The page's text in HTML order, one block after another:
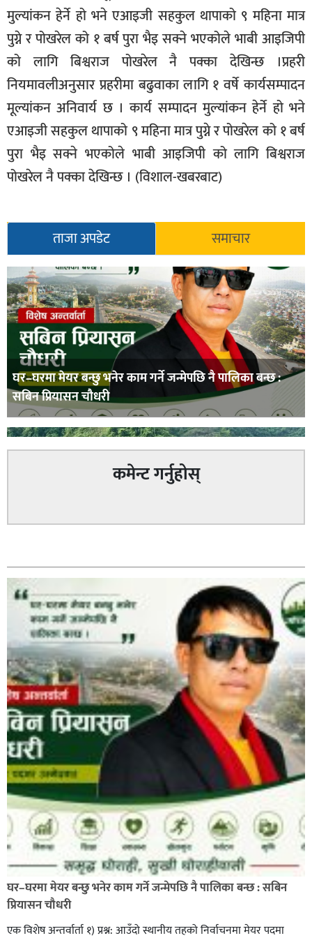
मुल्यांकन हेर्ने हो भने एआइजी सहकुल थापाको ९ महिना मात्र
पुग्ने र पोखरेल को १ बर्ष पुरा भैइ सक्ने भएकोले भाबी आइजिपी
को लागि बिश्वराज पोखरेल नै पक्का देखिन्छ ।प्रहरी
नियमावलीअनुसार प्रहरीमा बढुवाका लागि १ वर्षे कार्यसम्पादन
मूल्यांकन अनिवार्य छ । कार्य सम्पादन मुल्यांकन हेर्ने हो भने
एआइजी सहकुल थापाको ९ महिना मात्र पुग्ने र पोखरेल को १ बर्ष
पुरा भैइ सक्ने भएकोले भाबी आइजिपी को लागि बिश्वराज
पोखरेल नै पक्का देखिन्छ । (विशाल-खबरबाट)
ताजा अपडेट समाचार
घर–घरमा मेयर बन्छु भनेर काम गर्ने जन्मेपछि नै पालिका बन्छ :
सबिन प्रियासन चौधरी
प्रहरी साहयक निरीक्षक कुलबहादुर बिककाे पहलमा खडैचा
प्रहरीले पायाे जग्गाधनी पुर्जा
पत्रकारको प्रेसकार्ड बोकेर हिड्ने लागुऔषध कारोबारमा संलग्न
रहेको आरोपमा ३ जना पक्राउ,
कमेन्ट गर्नुहोस्
घर–घरमा मेयर बन्छु भनेर काम गर्ने जन्मेपछि नै पालिका बन्छ : सबिन
प्रियासन चौधरी
एक विशेष अन्तर्वार्ता १) प्रश्न: आउँदो स्थानीय तहको निर्वाचनमा मेयर पदमा